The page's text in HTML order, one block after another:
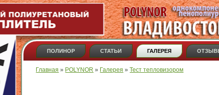
ПОЛИНОР СТАТЬИ ГАЛЕРЕЯ
Вы здесь
Главная » POLYNOR » Галерея » Тест тепловизором